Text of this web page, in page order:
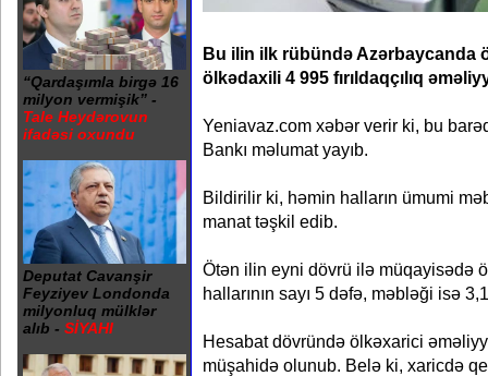
“Qardaşımla birgə 16
milyon vermişik” -
Tale Heydərovun
ifadəsi oxundu
Deputat Cavanşir
Feyziyev Londonda
milyonluq mülklər
alıb - SİYAHI
Bu ilin ilk rübündə Azərbaycanda
ölkədaxili 4 995 fırıldaqçılıq
Yeniavaz.com xəbər verir ki, bu
Bankı məlumat yayıb.
Bildirilir ki, həmin halların ümumi
manat təşkil edib.
Ötən ilin eyni dövrü ilə müqayisədə
hallarının sayı 5 dəfə, məbləği isə
Hesabat dövründə ölkəxarici
müşahidə olunub. Belə ki, xaricdə